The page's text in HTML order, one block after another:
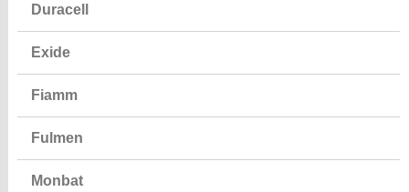
Duracell
Exide
Fiamm
Fulmen
Monbat